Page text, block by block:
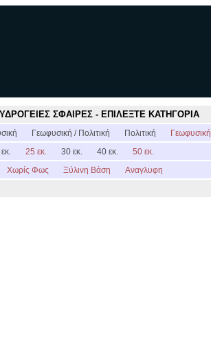
ΥΔΡΟΓΕΙΕΣ ΣΦΑΙΡΕΣ - ΕΠΙΛΕΞΤΕ ΚΑΤΗΓΟΡΙΑ
Γεωφυσική / Πολιτική Πολιτική Γεωφυσική
25 εκ. 30 εκ. 40 εκ.
50 εκ.
Χωρίς Φως Ξύλινη Βάση Αναγλυφη